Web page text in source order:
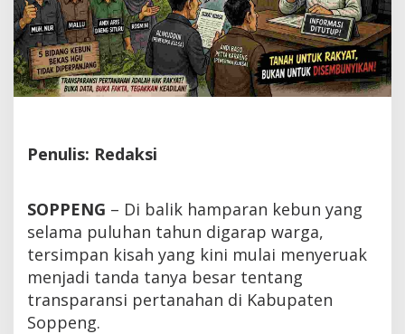
Penulis: Redaksi
SOPPENG – Di balik hamparan kebun yang
selama puluhan tahun digarap warga,
tersimpan kisah yang kini mulai menyeruak
menjadi tanda tanya besar tentang
transparansi pertanahan di Kabupaten
Soppeng.